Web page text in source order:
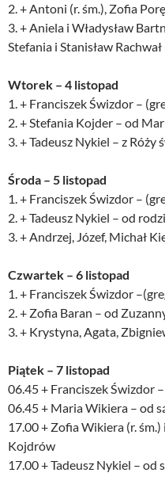
2. + Antoni (r. śm.), Zofia
3. + Aniela i Władysław
Stefania i Stanisław
Wtorek – 4 listopad
1. + Franciszek Świzdor –
2. + Stefania Kojder – od
3. + Tadeusz Nykiel – z Róży
Środa – 5 listopad
1. + Franciszek Świzdor –
2. + Tadeusz Nykiel – od
3. + Andrzej, Józef, Michał
Czwartek – 6 listopad
1. + Franciszek Świzdor
2. + Zofia Baran – od
3. + Krystyna, Agata,
Piątek – 7 listopad
06.45 + Franciszek Świzdor
06.45 + Maria Wikiera – od
17.00 + Zofia Wikiera (r.
Kojdrów
17.00 + Tadeusz Nykiel – od